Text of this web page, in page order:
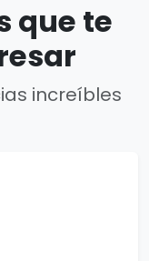
que te
increíbles